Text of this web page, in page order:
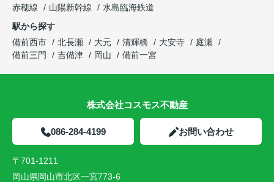
赤穂線
山陽新幹線
水島臨海鉄道
駅から探す
備前西市
北長瀬 大元 清輝橋 大安寺
庭瀬
備前三門
吉備津 岡山 備前一宮
株式会社コスモス不動産
086-284-4199 お問い合わせ
〒701-1211
岡山県岡山市北区一宮773-6